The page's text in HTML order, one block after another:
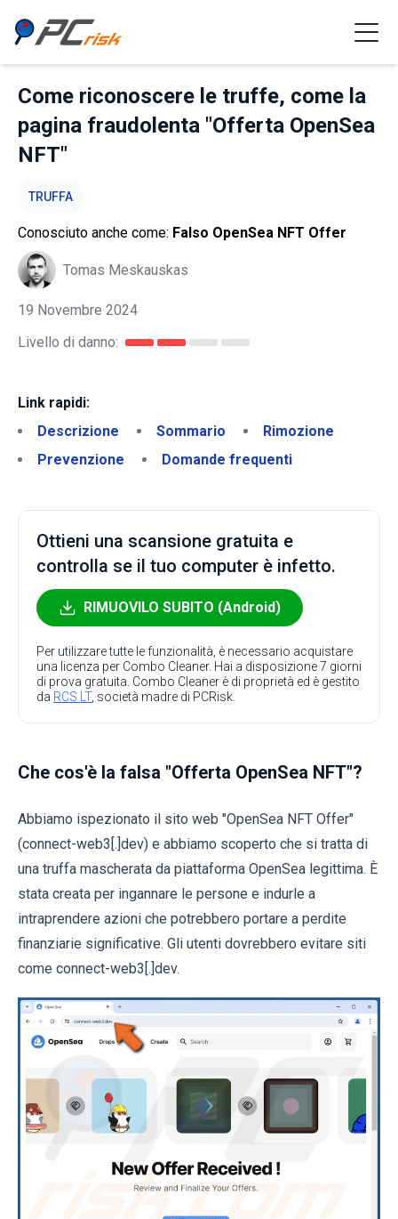
Come riconoscere le truffe, come la
pagina fraudolenta "Offerta OpenSea
NFT"
TRUFFA
Conosciuto anche come: Falso OpenSea NFT Offer
Tomas Meskauskas
19 Novembre 2024
Livello di danno:
Link rapidi:
Descrizione
Sommario
Rimozione
Prevenzione
Domande frequenti
Ottieni una scansione gratuita e
controlla se il tuo computer è infetto.
RIMUOVILO SUBITO (Android)
Per utilizzare tutte le funzionalità, è necessario acquistare
una licenza per Combo Cleaner. Hai a disposizione 7 giorni
di prova gratuita. Combo Cleaner è di proprietà ed è gestito
da RCS LT, società madre di PCRisk.
Che cos'è la falsa "Offerta OpenSea NFT"?
Abbiamo ispezionato il sito web "OpenSea NFT Offer"
(connect-web3[.]dev) e abbiamo scoperto che si tratta di
una truffa mascherata da piattaforma OpenSea legittima. È
stata creata per ingannare le persone e indurle a
intraprendere azioni che potrebbero portare a perdite
finanziarie significative. Gli utenti dovrebbero evitare siti
come connect-web3[.]dev.